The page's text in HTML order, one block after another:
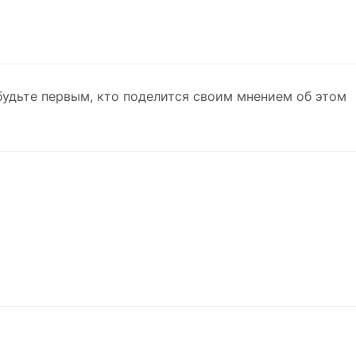
первым, кто поделится своим мнением об этом